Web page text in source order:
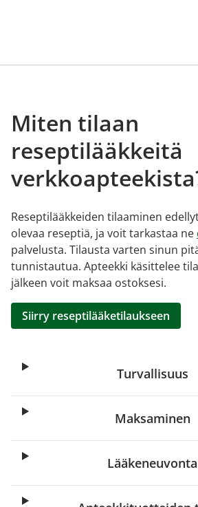
Miten tilaan
reseptilääkkeitä
Reseptilääkkeiden tilaaminen
olevaa reseptiä, ja voit tarkastaa ne
palvelusta. Tilausta varten sinun
tunnistautua. Apteekki käsittelee
jälkeen voit maksaa ostoksesi.
Siirry reseptilääketilaukseen
Turvallisuus
Maksaminen
Lääkeneuvonta